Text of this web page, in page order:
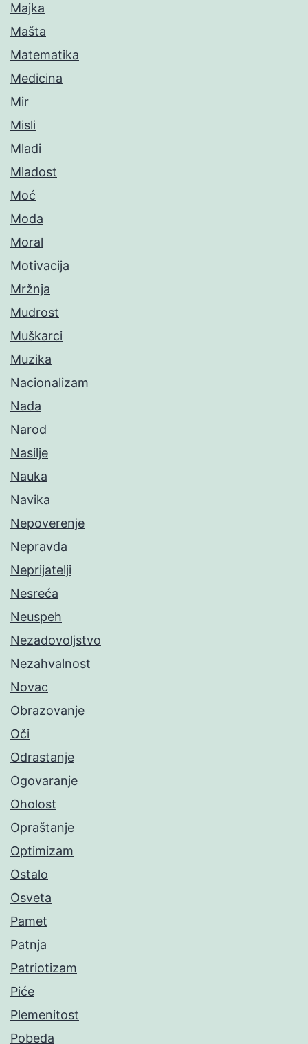
Majka
Mašta
Matematika
Medicina
Mir
Misli
Mladi
Mladost
Moć
Moda
Moral
Motivacija
Mržnja
Mudrost
Muškarci
Muzika
Nacionalizam
Nada
Narod
Nasilje
Nauka
Navika
Nepoverenje
Nepravda
Neprijatelji
Nesreća
Neuspeh
Nezadovoljstvo
Nezahvalnost
Novac
Obrazovanje
Oči
Odrastanje
Ogovaranje
Oholost
Opraštanje
Optimizam
Ostalo
Osveta
Pamet
Patnja
Patriotizam
Piće
Plemenitost
Pobeda